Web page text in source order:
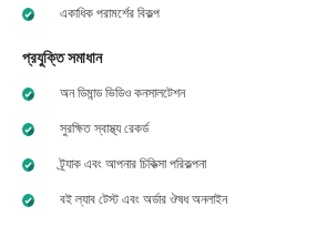
একাধিক পরামর্শের বিকল্প
প্রযুক্তি সমাধান
অন ডিমান্ড ভিডিও কনসালটেশন
সুরক্ষিত স্বাস্থ্য রেকর্ড
ট্র্যাক এবং আপনার চিকিত্সা পরিকল্পনা
বই ল্যাব টেস্ট এবং অর্ডার ঔষধ অনলাইন